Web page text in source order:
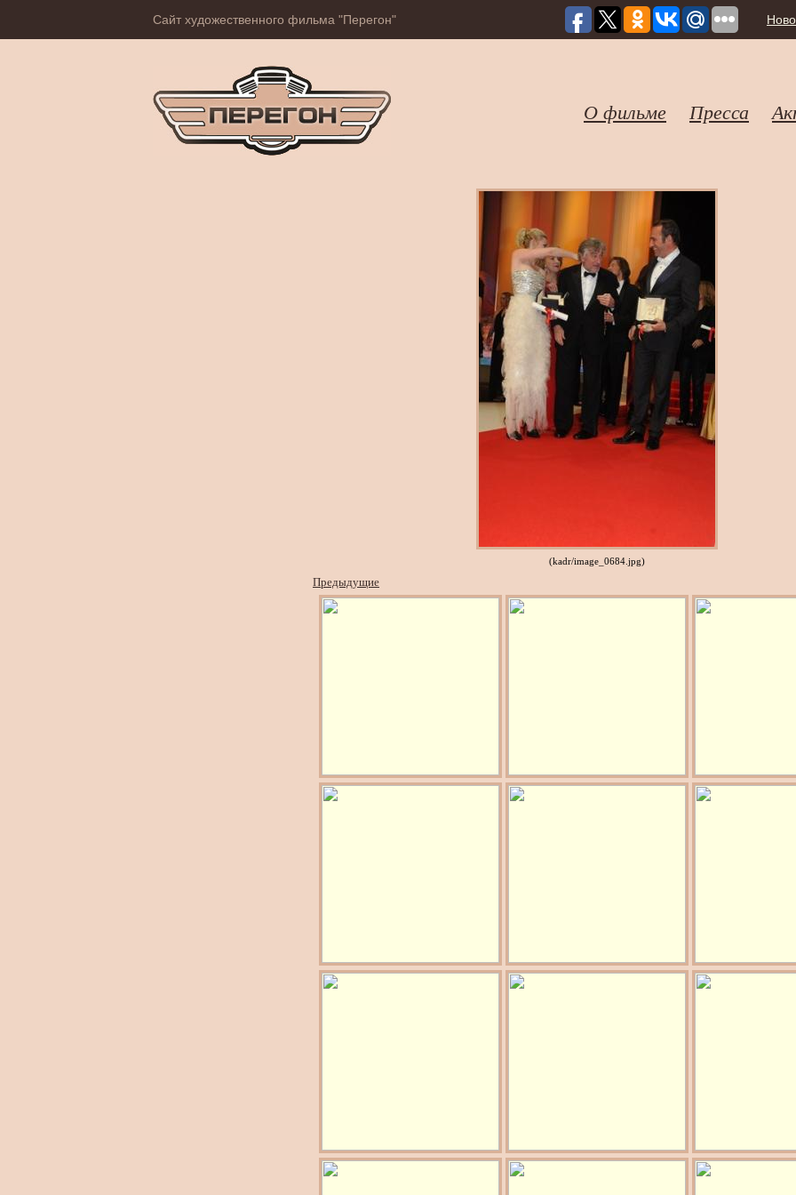
Сайт художественного фильма "Перегон"
О фильме Пресса
(kadr/image_0684.jpg)
Предыдущие